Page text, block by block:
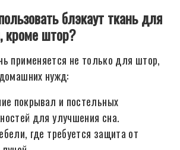
блэкаут ткань для
кроме штор?
применяется не только для штор,
нужд:
покрывал и постельных
для улучшения сна.
где требуется защита от